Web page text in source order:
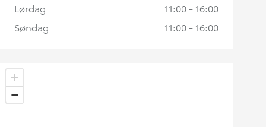
Lørdag
11:00 - 16:00
Søndag
11:00 - 16:00